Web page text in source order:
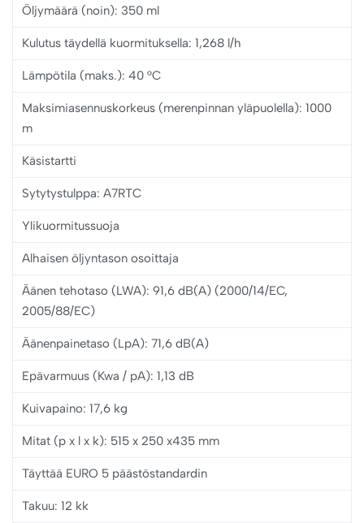
Öljymäärä (noin): 350 ml
Kulutus täydellä kuormituksella: 1,268 l/h
Lämpötila (maks.): 40 °C
Maksimiasennuskorkeus (merenpinnan yläpuolella): 1000
m
Käsistartti
Sytytystulppa: A7RTC
Ylikuormitussuoja
Alhaisen öljyntason osoittaja
Äänen tehotaso (LWA): 91,6 dB(A) (2000/14/EC,
2005/88/EC)
Äänenpainetaso (LpA): 71,6 dB(A)
Epävarmuus (Kwa / pA): 1,13 dB
Kuivapaino: 17,6 kg
Mitat (p x l x k): 515 x 250 x435 mm
Täyttää EURO 5 päästöstandardin
Takuu: 12 kk